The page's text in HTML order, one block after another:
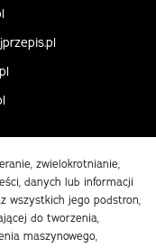
zwielokrotnianie,
danych lub informacji
wszystkich jego podstron,
do tworzenia,
maszynowego,